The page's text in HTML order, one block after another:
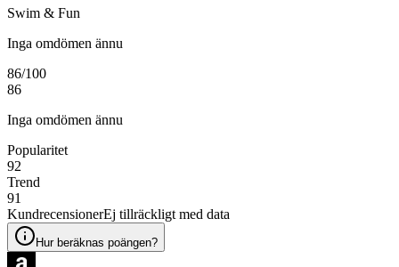
Swim & Fun
Inga omdömen ännu
86/100
86
Inga omdömen ännu
Popularitet
92
Trend
91
KundrecensionerEj tillräckligt med data
Hur beräknas poängen?